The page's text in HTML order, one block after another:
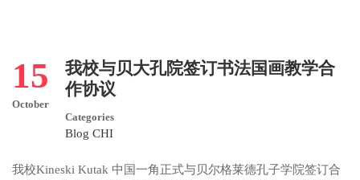
15
October
我校与贝大孔院签订书法国画教学合
作协议
Categories
Blog CHI
我校Kineski Kutak 中国一角正式与贝尔格莱德孔子学院签订合